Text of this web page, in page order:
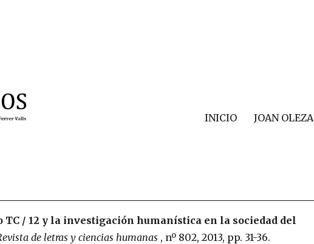
INICIO JOAN OLEZA
TC / 12 y la investigación humanística en la sociedad del
de letras y ciencias humanas , nº 802, 2013, pp. 31-36.